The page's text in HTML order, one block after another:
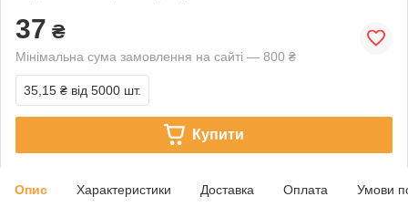
37 ₴
Мінімальна сума замовлення на сайті — 800 ₴
35,15 ₴ від 5000 шт.
Купити
Опис Характеристики Доставка Оплата Умови